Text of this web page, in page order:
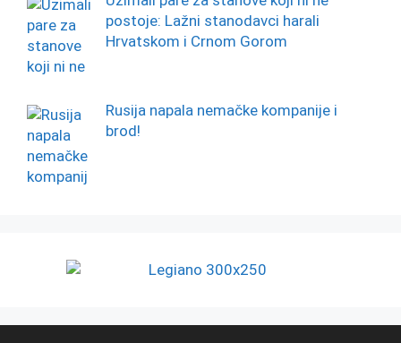
postoje: Lažni stanodavci harali
Hrvatskom i Crnom Gorom
Rusija napala nemačke kompanije i
brod!